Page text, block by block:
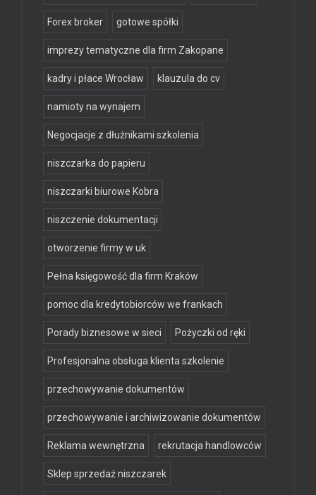
Forex broker gotowe spółki
imprezy tematyczne dla firm Zakopane
kadry i płace Wrocław klauzula do cv
namioty na wynajem
Negocjacje z dłużnikami szkolenia
niszczarka do papieru
niszczarki biurowe Kobra
niszczenie dokumentacji
otworzenie firmy w uk
Pełna księgowość dla firm Kraków
pomoc dla kredytobiorców we frankach
Porady biznesowe w sieci Pożyczki od ręki
Profesjonalna obsługa klienta szkolenie
przechowywanie dokumentów
przechowywanie i archiwizowanie dokumentów
Reklama wewnętrzna rekrutacja handlowców
Sklep sprzedaż niszczarek